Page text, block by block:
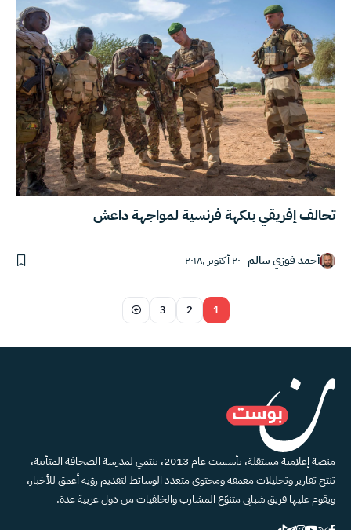
تحالف إفريقي بنكهة فرنسية لمواجهة داعش
أحمد فوزي سالم ٢٠ أكتوبر ,٢٠١٨
1
2
3
منصة إعلامية مستقلة، تأسست عام 2013، تنتمي لمدرسة الصحافة المتأنية،
تنتج تقارير وتحليلات معمقة ومحتوى متعدد الوسائط لتقديم رؤية أعمق للأخبار،
ويقوم عليها فريق شبابي متنوّع المشارب والخلفيات من دول عربية عدة.